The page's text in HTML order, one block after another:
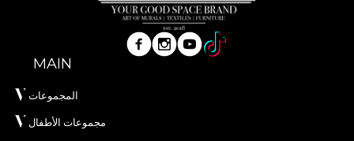
MAIN
المجموعات
مجموعات الأطفال